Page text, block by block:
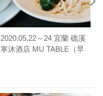
2020.05.22～24 宜蘭 礁溪
寒沐酒店 MU TABLE（早